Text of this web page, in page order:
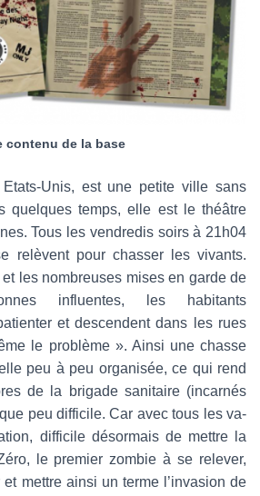
contenu de la base
Unis, est une petite ville sans
quelques temps, elle est le théâtre
Tous les vendredis soirs à 21h04
relèvent pour chasser les vivants.
les nombreuses mises en garde de
influentes, les habitants
et descendent dans les rues
le problème ». Ainsi une chasse
peu à peu organisée, ce qui rend
de la brigade sanitaire (incarnés
peu difficile. Car avec tous les va-
difficile désormais de mettre la
le premier zombie à se relever,
mettre ainsi un terme l’invasion de